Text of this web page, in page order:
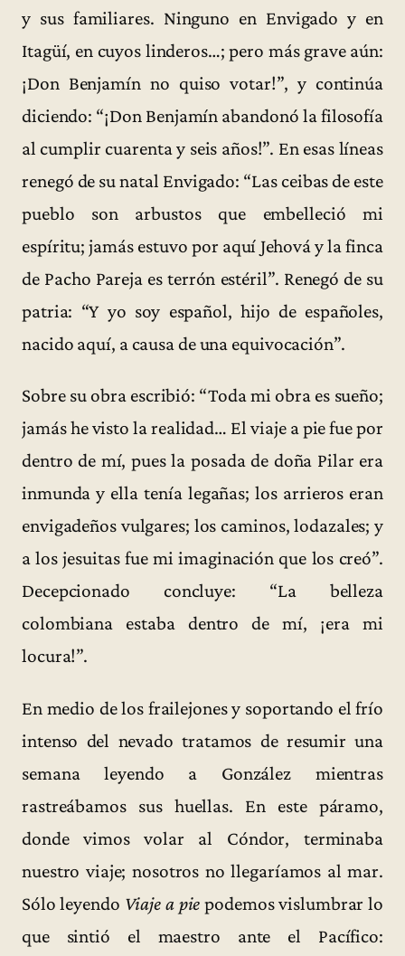
y sus familiares. Ninguno en Envigado y en
Itagüí, en cuyos linderos…; pero más grave aún:
¡Don Benjamín no quiso votar!”, y continúa
diciendo: “¡Don Benjamín abandonó la filosofía
al cumplir cuarenta y seis años!”. En esas líneas
renegó de su natal Envigado: “Las ceibas de este
pueblo son arbustos que embelleció mi
espíritu; jamás estuvo por aquí Jehová y la finca
de Pacho Pareja es terrón estéril”. Renegó de su
patria: “Y yo soy español, hijo de españoles,
nacido aquí, a causa de una equivocación”.
Sobre su obra escribió: “Toda mi obra es sueño;
jamás he visto la realidad… El viaje a pie fue por
dentro de mí, pues la posada de doña Pilar era
inmunda y ella tenía legañas; los arrieros eran
envigadeños vulgares; los caminos, lodazales; y
a los jesuitas fue mi imaginación que los creó”.
Decepcionado concluye: “La belleza
colombiana estaba dentro de mí, ¡era mi
locura!”.
En medio de los frailejones y soportando el frío
intenso del nevado tratamos de resumir una
semana leyendo a González mientras
rastreábamos sus huellas. En este páramo,
donde vimos volar al Cóndor, terminaba
nuestro viaje; nosotros no llegaríamos al mar.
Sólo leyendo Viaje a pie podemos vislumbrar lo
que sintió el maestro ante el Pacífico: